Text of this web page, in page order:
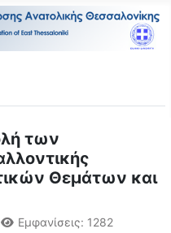
των
Θεμάτων και
Εμφανίσεις: 1282